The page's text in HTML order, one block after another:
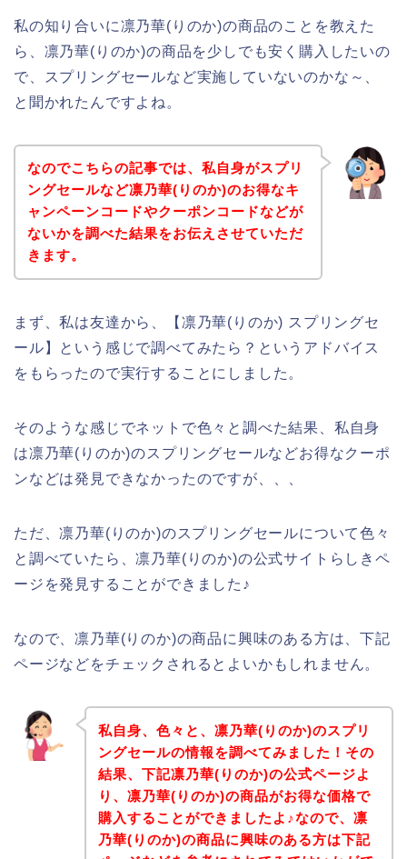
私の知り合いに凛乃華(りのか)の商品のことを教えた
ら、凛乃華(りのか)の商品を少しでも安く購入したいの
で、スプリングセールなど実施していないのかな～、
と聞かれたんですよね。
なのでこちらの記事では、私自身がスプリ
ングセールなど凛乃華(りのか)のお得なキ
ャンペーンコードやクーポンコードなどが
ないかを調べた結果をお伝えさせていただ
きます。
まず、私は友達から、【凛乃華(りのか) スプリングセ
ール】という感じで調べてみたら？というアドバイス
をもらったので実行することにしました。
そのような感じでネットで色々と調べた結果、私自身
は凛乃華(りのか)のスプリングセールなどお得なクーポ
ンなどは発見できなかったのですが、、、
ただ、凛乃華(りのか)のスプリングセールについて色々
と調べていたら、凛乃華(りのか)の公式サイトらしきペ
ージを発見することができました♪
なので、凛乃華(りのか)の商品に興味のある方は、下記
ページなどをチェックされるとよいかもしれません。
私自身、色々と、凛乃華(りのか)のスプリ
ングセールの情報を調べてみました！その
結果、下記凛乃華(りのか)の公式ページよ
り、凛乃華(りのか)の商品がお得な価格で
購入することができましたよ♪なので、凛
乃華(りのか)の商品に興味のある方は下記